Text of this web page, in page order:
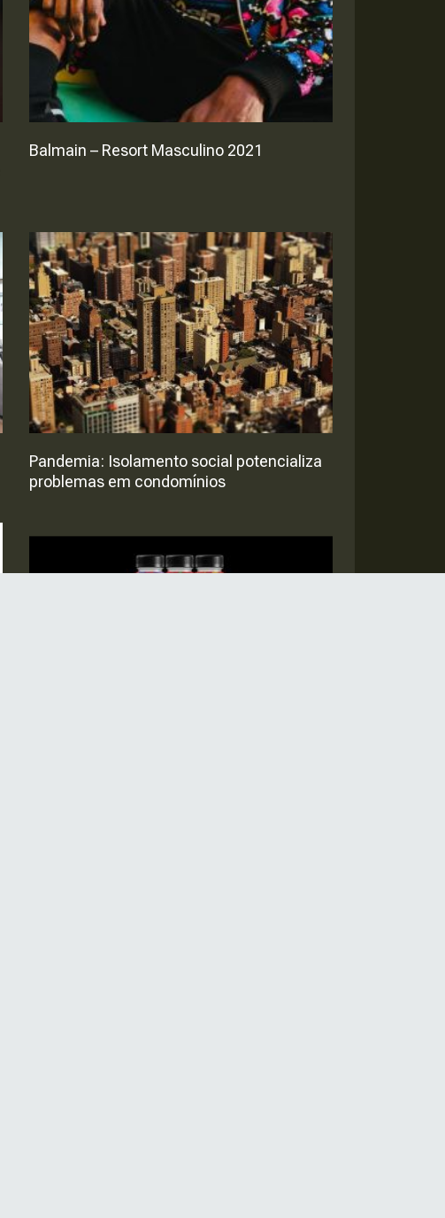
Balmain – Resort Masculino 2021
Pandemia: Isolamento social potencializa
problemas em condomínios